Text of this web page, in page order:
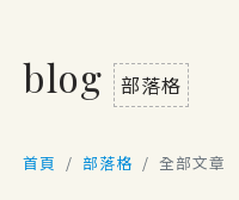
blog 部落格
首頁 部落格 全部文章